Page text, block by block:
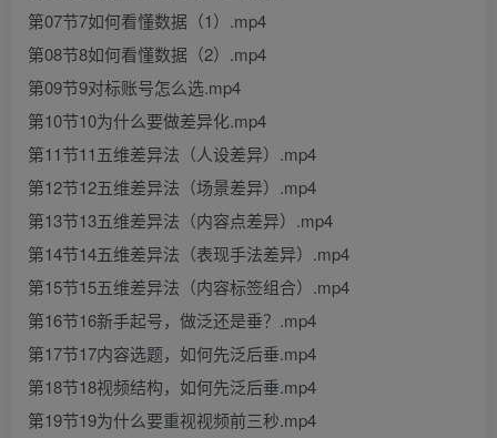
第07节7如何看懂数据（1）.mp4
第08节8如何看懂数据（2）.mp4
第09节9对标账号怎么选.mp4
第10节10为什么要做差异化.mp4
第11节11五维差异法（人设差异）.mp4
第12节12五维差异法（场景差异）.mp4
第13节13五维差异法（内容点差异）.mp4
第14节14五维差异法（表现手法差异）.mp4
第15节15五维差异法（内容标签组合）.mp4
第16节16新手起号，做泛还是垂？.mp4
第17节17内容选题，如何先泛后垂.mp4
第18节18视频结构，如何先泛后垂.mp4
第19节19为什么要重视视频前三秒.mp4